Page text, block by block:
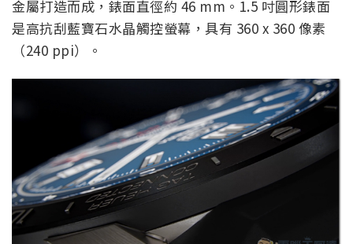
金屬打造而成，錶面直徑約 46 mm。1.5 吋圓形錶面
是高抗刮藍寶石水晶觸控螢幕，具有 360 x 360 像素
（240 ppi）。